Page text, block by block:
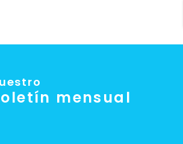
mensual